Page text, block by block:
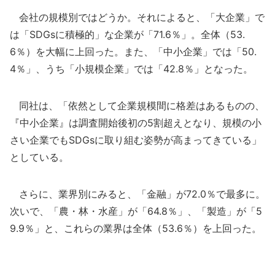
会社の規模別ではどうか。それによると、「大企業」で
は「SDGsに積極的」な企業が「71.6％」。全体（53.
6％）を大幅に上回った。また、「中小企業」では「50.
4％」、うち「小規模企業」では「42.8％」となった。
同社は、「依然として企業規模間に格差はあるものの、
『中小企業』は調査開始後初の5割超えとなり、規模の小
さい企業でもSDGsに取り組む姿勢が高まってきている」
としている。
さらに、業界別にみると、「金融」が72.0％で最多に。
次いで、「農・林・水産」が「64.8％」、「製造」が「5
9.9％」と、これらの業界は全体（53.6％）を上回った。